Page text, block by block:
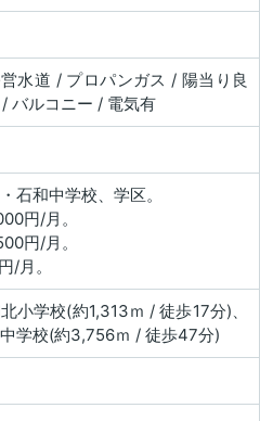
水道 / プロパンガス / 陽当り良
バルコニー / 電気有
石和中学校、学区。
円/月。
円/月。
/月。
小学校(約1,313ｍ / 徒歩17分)、
学校(約3,756ｍ / 徒歩47分)